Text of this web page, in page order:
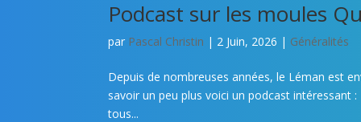
Podcast sur les moules
par Pascal Christin | 2 Juin, 2026 | Généralités
Depuis de nombreuses années, le Léman est
savoir un peu plus voici un podcast
tous...